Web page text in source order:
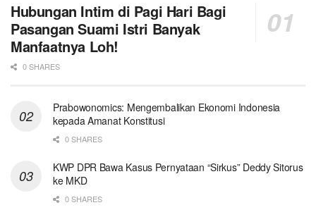
Hubungan Intim di Pagi Hari Bagi
Pasangan Suami Istri Banyak
Manfaatnya Loh!
0 SHARES
Prabowonomics: Mengembalikan Ekonomi Indonesia
kepada Amanat Konstitusi
0 SHARES
KWP DPR Bawa Kasus Pernyataan “Sirkus” Deddy Sitorus
ke MKD
0 SHARES